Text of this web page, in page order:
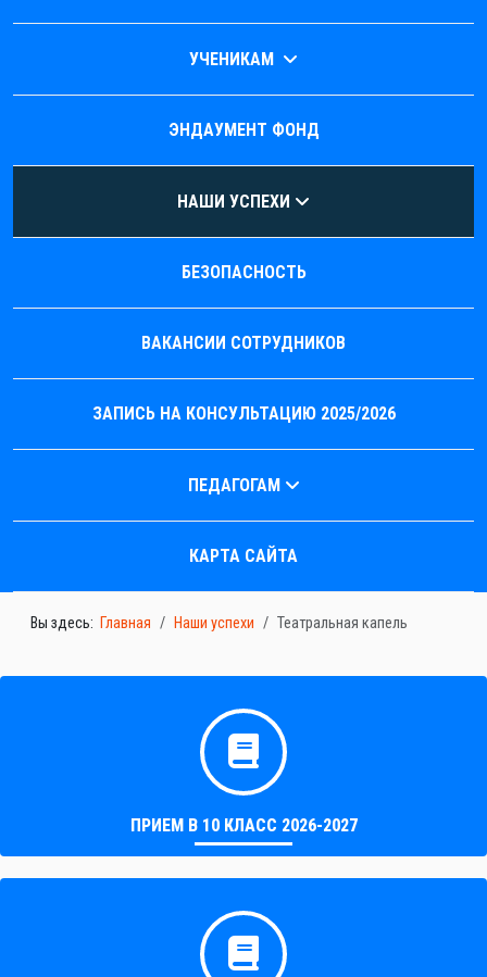
УЧЕНИКАМ
ЭНДАУМЕНТ ФОНД
НАШИ УСПЕХИ
БЕЗОПАСНОСТЬ
ВАКАНСИИ СОТРУДНИКОВ
ЗАПИСЬ НА КОНСУЛЬТАЦИЮ 2025/2026
ПЕДАГОГАМ
КАРТА САЙТА
Вы здесь: Главная Наши успехи Театральная капель
ПРИЕМ В 10 КЛАСС 2026-2027